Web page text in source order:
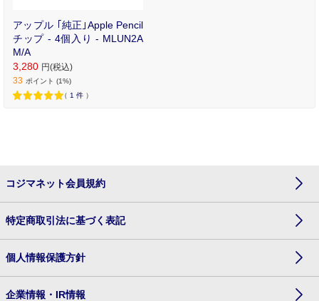
アップル ｢純正｣Apple Pencil
チップ - 4個入り - MLUN2A
M/A
3,280 円(税込)
33 ポイント (1%)
（ 1 件 ）
コジマネット会員規約
特定商取引法に基づく表記
個人情報保護方針
企業情報・IR情報